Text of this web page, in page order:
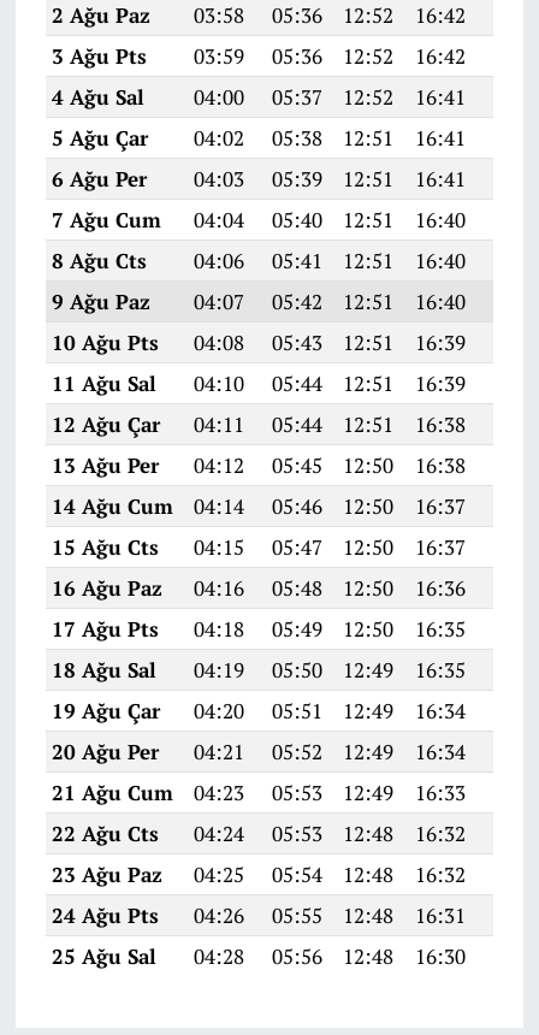
2 Ağu Paz
03:58 05:36 12:52 16:42
3 Ağu Pts
03:59 05:36 12:52 16:42
4 Ağu Sal
04:00 05:37 12:52 16:41
5 Ağu Çar
04:02 05:38 12:51 16:41
6 Ağu Per
04:03 05:39 12:51 16:41
7 Ağu Cum
04:04 05:40 12:51 16:40
8 Ağu Cts
04:06 05:41 12:51 16:40
9 Ağu Paz
04:07 05:42 12:51 16:40
10 Ağu Pts
04:08 05:43 12:51 16:39
11 Ağu Sal
04:10 05:44 12:51 16:39
12 Ağu Çar
04:11 05:44 12:51 16:38
13 Ağu Per
04:12 05:45 12:50 16:38
14 Ağu Cum
04:14 05:46 12:50 16:37
15 Ağu Cts
04:15 05:47 12:50 16:37
16 Ağu Paz
04:16 05:48 12:50 16:36
17 Ağu Pts
04:18 05:49 12:50 16:35
18 Ağu Sal
04:19 05:50 12:49 16:35
19 Ağu Çar
04:20 05:51 12:49 16:34
20 Ağu Per
04:21 05:52 12:49 16:34
21 Ağu Cum
04:23 05:53 12:49 16:33
22 Ağu Cts
04:24 05:53 12:48 16:32
23 Ağu Paz
04:25 05:54 12:48 16:32
24 Ağu Pts
04:26 05:55 12:48 16:31
25 Ağu Sal
04:28 05:56 12:48 16:30